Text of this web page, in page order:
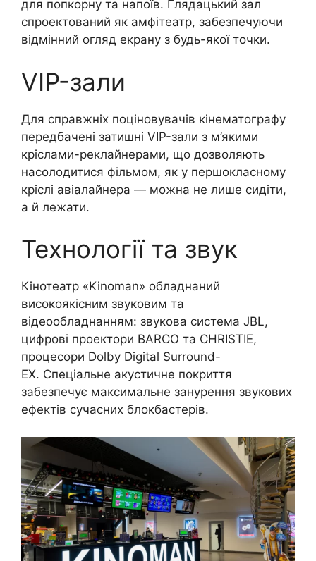
для попкорну та напоїв. Глядацький зал
спроектований як амфітеатр, забезпечуючи
відмінний огляд екрану з будь-якої точки.
VIP-зали
Для справжніх поціновувачів кінематографу
передбачені затишні VIP-зали з м’якими
кріслами-реклайнерами, що дозволяють
насолодитися фільмом, як у першокласному
кріслі авіалайнера — можна не лише сидіти,
а й лежати.
Технології та звук
Кінотеатр «Kinoman» обладнаний
високоякісним звуковим та
відеообладнанням: звукова система JBL,
цифрові проектори BARCO та CHRISTIE,
процесори Dolby Digital Surround-
EX. Спеціальне акустичне покриття
забезпечує максимальне занурення звукових
ефектів сучасних блокбастерів.